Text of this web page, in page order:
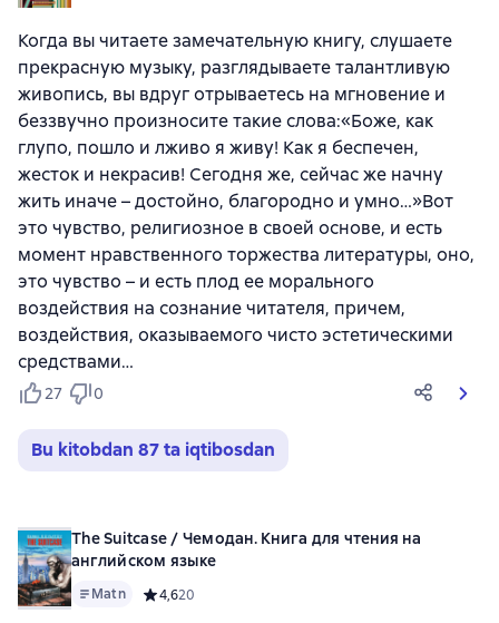
Когда вы читаете замечательную книгу, слушаете
прекрасную музыку, разглядываете талантливую
живопись, вы вдруг отрываетесь на мгновение и
беззвучно произносите такие слова:«Боже, как
глупо, пошло и лживо я живу! Как я беспечен,
жесток и некрасив! Сегодня же, сейчас же начну
жить иначе – достойно, благородно и умно…»Вот
это чувство, религиозное в своей основе, и есть
момент нравственного торжества литературы, оно,
это чувство – и есть плод ее морального
воздействия на сознание читателя, причем,
воздействия, оказываемого чисто эстетическими
средствами…
27 0
Bu kitobdan 87 ta iqtibosdan
The Suitcase / Чемодан. Книга для чтения на
английском языке
Matn Средний рейтинг 4,6 на основе 20 оценок
4,620